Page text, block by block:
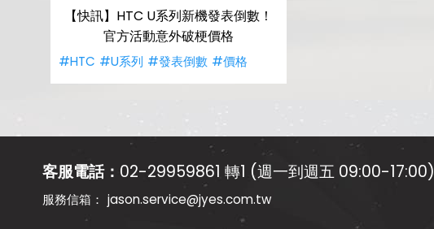
【快訊】HTC U系列新機發表倒數！
官方活動意外破梗價格
#HTC #U系列 #發表倒數 #價格
客服電話： 02-29959861 轉1 (週一到週五 09:00-17:00)
jason.service@jyes.com.tw